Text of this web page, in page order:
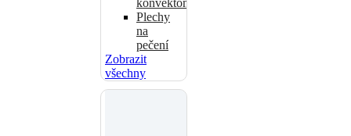
konvektomaty
Plechy
na
pečení
Zobrazit
všechny